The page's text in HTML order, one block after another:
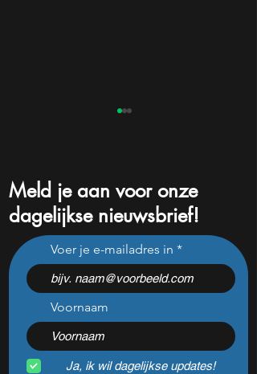
Analisten zien 40%
stijgingskans, maar
beleggers missen dit risico
Meld je aan voor onze
dagelijkse nieuwsbrief!
Voer je e-mailadres in
Voornaam
Ja, ik wil dagelijkse updates!